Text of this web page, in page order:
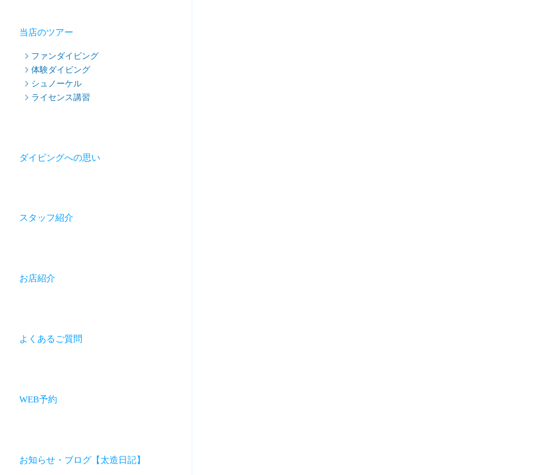
当店のツアー
ファンダイビング
体験ダイビング
シュノーケル
ライセンス講習
ダイビングへの思い
スタッフ紹介
お店紹介
よくあるご質問
WEB予約
お知らせ・ブログ【太造日記】